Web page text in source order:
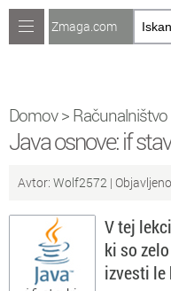
Računalništvo
Recepti
Naredi sam
Forum
Preverjanje znanja
Sveže teme na forumu
Zmaga.com
Domov> Računalništvo
Java osnove: if
Avtor: Wolf2572 |
V tej
ki so
izvesti le